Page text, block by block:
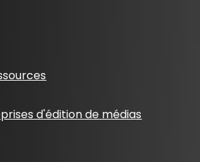
d'édition de médias